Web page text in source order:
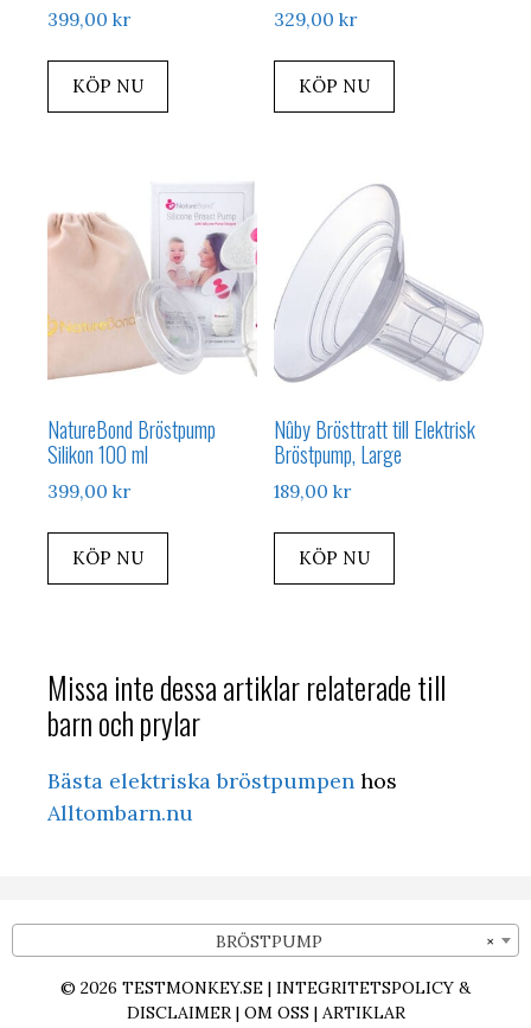
399,00 kr
KÖP NU
329,00kr
KÖP NU
NatureBond Bröstpump
Silikon 100 ml
399,00 kr
KÖP NU
Nûby Brösttratt till Elektrisk
Bröstpump, Large
189,00kr
KÖP NU
Missa inte dessa artiklar relaterade till
barn och prylar
Bästa elektriska bröstpumpen hos
Alltombarn.nu
×
BRÖSTPUMP
© 2026 TESTMONKEY.SE | INTEGRITETSPOLICY &
DISCLAIMER| OM OSS| ARTIKLAR